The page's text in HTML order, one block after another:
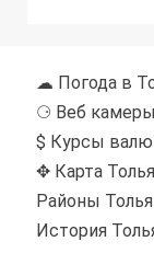
☁ Погода в
⚆ Веб камеры
$ Курсы
✥ Карта
Районы
История